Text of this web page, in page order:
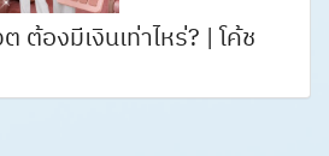
ต้องมีเงินเท่าไหร่? | โค้ช